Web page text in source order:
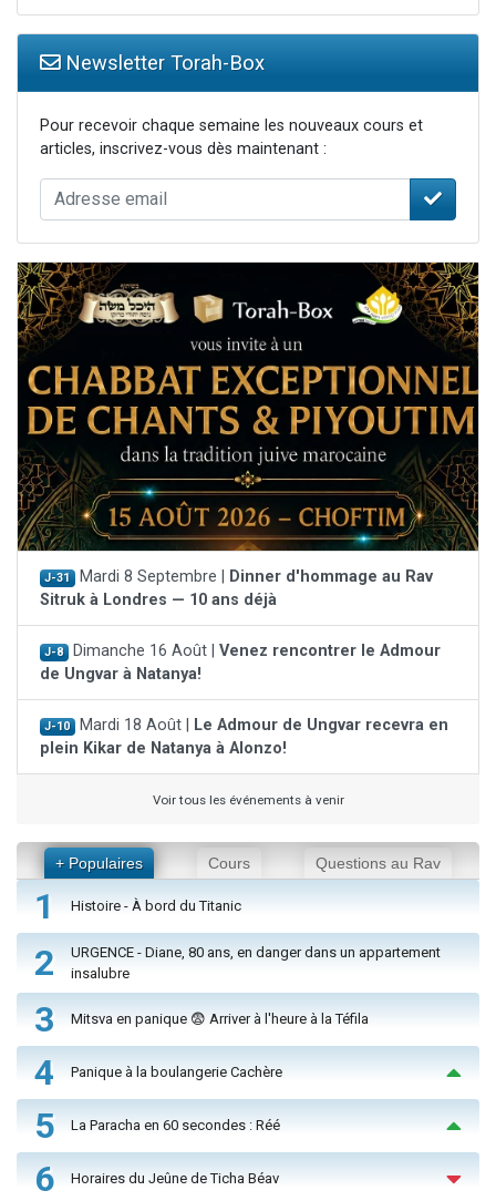
Newsletter Torah-Box
Pour recevoir chaque semaine les nouveaux cours et
articles, inscrivez-vous dès maintenant :
J-31 Mardi 8 Septembre |
Dinner d'hommage au Rav
Sitruk à Londres — 10 ans déjà
J-8 Dimanche 16 Août | Venez rencontrer le Admour
de Ungvar à Natanya!
J-10 Mardi 18 Août |
Le Admour de Ungvar recevra en
plein Kikar de Natanya à Alonzo!
Voir tous les événements à venir
+ Populaires Cours Questions au Rav
1 Histoire - À bord du Titanic
2
URGENCE - Diane, 80 ans, en danger dans un appartement
insalubre
3 Mitsva en panique 😨 Arriver à l'heure à la Téfila
4 Panique à la boulangerie Cachère
5 La Paracha en 60 secondes : Réé
6 Horaires du Jeûne de Ticha Béav